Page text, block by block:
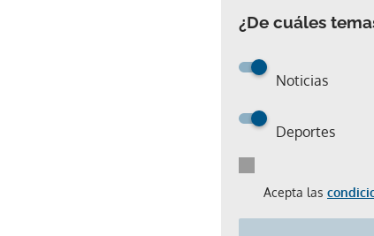
¿De cuáles
Noticias
Deportes
Acepta las